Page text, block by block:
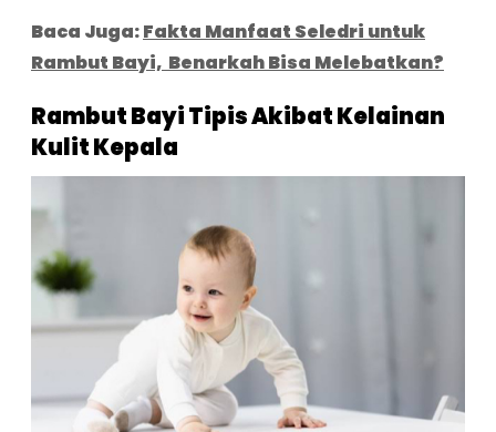
Baca Juga:Fakta Manfaat Seledri untuk
Rambut Bayi, Benarkah Bisa Melebatkan?
Rambut Bayi Tipis Akibat Kelainan
Kulit Kepala